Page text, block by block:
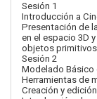
Sesión 1
Introducción a
Presentación de
en el espacio 3D
objetos
Sesión 2
Modelado Básico
Herramientas de
Creación y